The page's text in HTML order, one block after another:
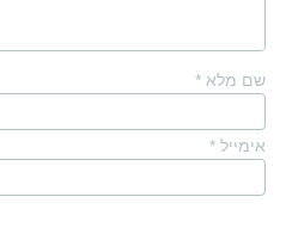
שם מלא *
אימייל *